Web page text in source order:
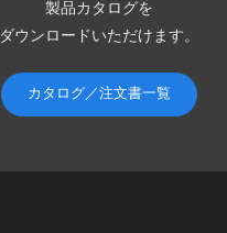
製品カタログを
ダウンロードいただけます。
カタログ／注文書一覧